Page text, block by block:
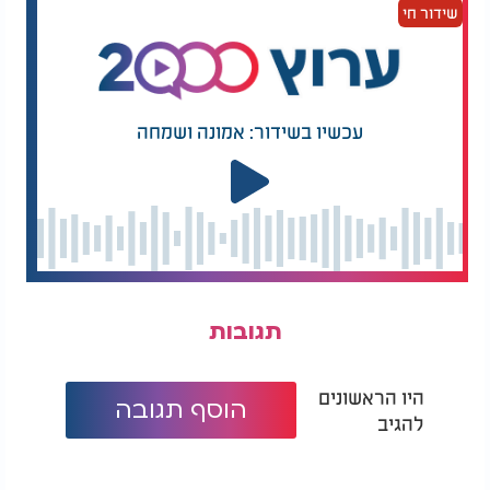
שממלא אותי באמת - זה רק דברים שבקדושה
ב'הכוכב הבא' הייתי עם כיפה בכיס - אבל לא על
הרוש השתתף בתוכנית 'הכוכב הבא', אבל בפנים -
הסיפור כבר היה אחר. "הייתה לי כיפה בכיס. בירכתי על
כל דבר, אבל אף אחד לא ידע. פחדתי. הבנתי שברגע
שאני חובש כיפה - אני נציג של הקב"ה. זה חתיכת
אחריות
שני סינגלים מוכנים. אבל בתוך תוכי - ידעתי שזה לא
נקודת המפנה הגיעה כשעלה ללמוד בישיבה. "לא
שידור חי
עכשיו בשידור: אמונה ושמחה
תגובות
היו הראשונים
להגיב
הוסף תגובה